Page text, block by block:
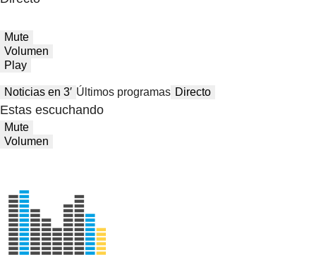
Mute
Volumen
Play
Noticias en 3′ Últimos programas Directo
Estas escuchando
Mute
Volumen